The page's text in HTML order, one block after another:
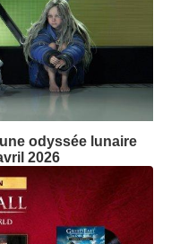
odyssée lunaire
2026